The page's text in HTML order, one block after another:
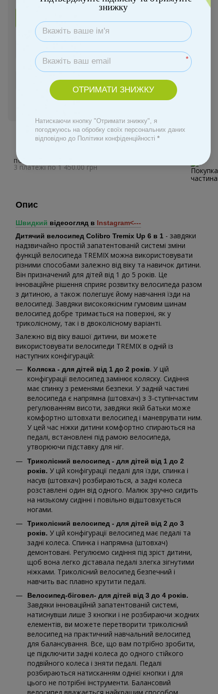
Оплата Частинами
Замовити швидко
До обраного
ПОКУПКА ЧАСТИНАМИ
3 платежі по 1 450.00 грн
Опис
Швидкий відеоогляд в Instagram<---
Дитячий велосипед Colibro Tremix Up 6 в 1 - завдяки
надзвичайно простій запатентованій системі зміни
функцій велосипеда TREMIX можна використовувати
різними способами залежно від віку та навичок дитини.
Він призначений для дітей від 1 до 5 років. Це
інноваційне рішення сприяє розвитку велосипеда разом
з дитиною, а також полегшує йому навчання їзди на
велосипеді. Завдяки високоякісним гумовим шинам
велосипед добре тримається на поверхні, як у
триколісному, так і в двоколісному варіанті.
Залежно від віку вашої дитини, ви можете
використовувати велосипеди TREMIX в одній із
наступних конфігурацій:
Коляска - для дітей від 1 до 2 років. У цій
конфігурації велосипед замінює коляску. Сидіння
має спинку з ременями безпеки. У задній частині
велосипеда є напрямна (штовхач) з 3-ступінчастим
регулюванням висоти, завдяки якій батьки може
комфортно штовхати велосипед і маневрувати ним.
У цей час ніжки дитини комфортно спираються на
педалі, встановлені під рамою велосипеда,
утворюючи підставку для ніг.
Триколісний велосипед - для дітей від 1 до 2
років. У цій конфігурації педалі для їзди, спинка і
насув (штовхач) розбираються, а задні колеса
розставлені один від одного. Малюк зручно сидить
на низькому сидінні і повільно відштовхується
ногами.
Триколісний велосипед - для дітей від 2 до 3
років. У цій конфігурації велосипед має педалі та
задні колеса. Спинка і напрямна (штовхач)
демонтовані. Регулюємо сидіння під зріст дитини,
щоб вона легко діставала педалі злегка зігнутими
ніжками. Триколісний велосипед безпечний і
навчить вас плавно крутити педалі.
Велосипед-біговел- для дітей від 3 до 4 років.
Завдяки інноваційній запатентованій системі,
натиснувши лише 3 кнопки і не розбираючи жодних
елементів, ви можете перетворити триколісний
велосипед на практичний навчальний велосипед
для балансування. Все, що вам потрібно зробити,
це підключити задні колеса до одного стійкого
подвійного колеса і зняти педалі. Педалі
розбираються натисканням однієї кнопки і для
цього не потрібні інструменти. Балансовий
знижку
*
ОТРИМАТИ ЗНИЖКУ
Натискаючи кнопку "Отримати знижку", я
погоджуюсь на обробку своїх персональних даних
відповідно до Політики конфіденційності *